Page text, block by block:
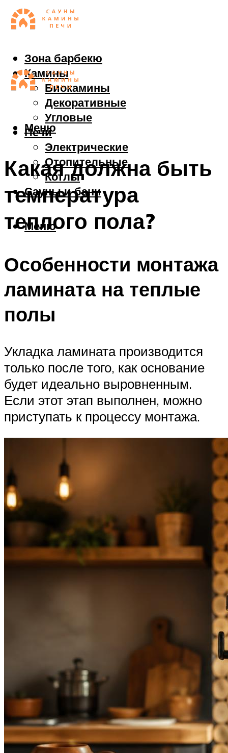
Зона барбекю
Камины
Биокамины
Декоративные
Угловые
Печи
Электрические
Отопительные
Котлы
Сауны и бани
Меню
Меню
Какая должна быть
температура
теплого пола?
Особенности монтажа
ламината на теплые
полы
Укладка ламината производится
только после того, как основание
будет идеально выровненным.
Если этот этап выполнен, можно
приступать к процессу монтажа.